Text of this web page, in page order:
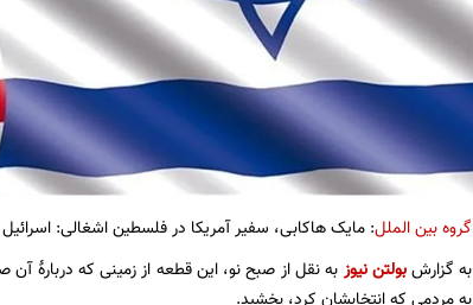
گروه بین الملل: مایک هاکابی، سفیر آمریکا در فلسطین اشغالی:
به گزارشبولتن نیوز به نقل از صبح نو، این قطعه از زمینی که دربارۀ
به مردمی که انتخابشان کرد، بخشید.